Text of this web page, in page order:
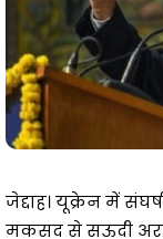
जेद्दाह। यूक्रेन में
मकसद से सऊदी अरब